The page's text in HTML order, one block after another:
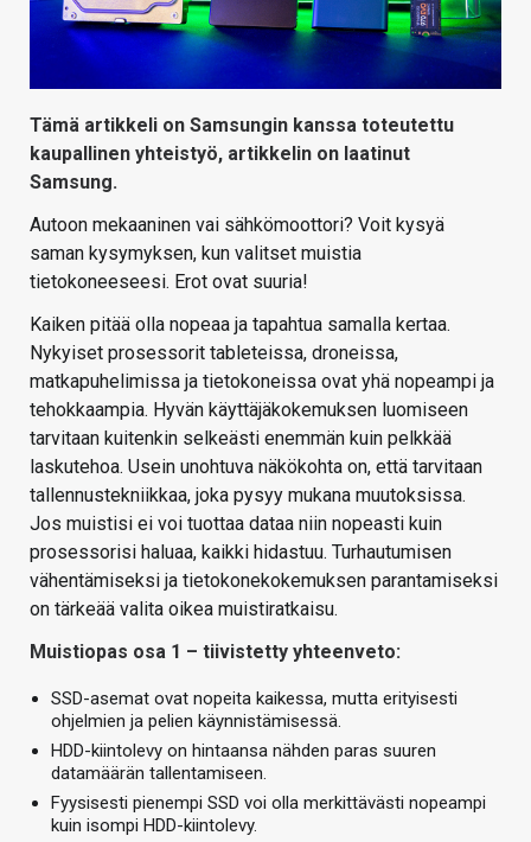
Tämä artikkeli on Samsungin kanssa toteutettu
kaupallinen yhteistyö, artikkelin on laatinut
Samsung.
Autoon mekaaninen vai sähkömoottori? Voit kysyä
saman kysymyksen, kun valitset muistia
tietokoneeseesi. Erot ovat suuria!
Kaiken pitää olla nopeaa ja tapahtua samalla kertaa.
Nykyiset prosessorit tableteissa, droneissa,
matkapuhelimissa ja tietokoneissa ovat yhä nopeampi ja
tehokkaampia. Hyvän käyttäjäkokemuksen luomiseen
tarvitaan kuitenkin selkeästi enemmän kuin pelkkää
laskutehoa. Usein unohtuva näkökohta on, että tarvitaan
tallennustekniikkaa, joka pysyy mukana muutoksissa.
Jos muistisi ei voi tuottaa dataa niin nopeasti kuin
prosessorisi haluaa, kaikki hidastuu. Turhautumisen
vähentämiseksi ja tietokonekokemuksen parantamiseksi
on tärkeää valita oikea muistiratkaisu.
Muistiopas osa 1 – tiivistetty yhteenveto:
SSD-asemat ovat nopeita kaikessa, mutta erityisesti
ohjelmien ja pelien käynnistämisessä.
HDD-kiintolevy on hintaansa nähden paras suuren
datamäärän tallentamiseen.
Fyysisesti pienempi SSD voi olla merkittävästi nopeampi
kuin isompi HDD-kiintolevy.